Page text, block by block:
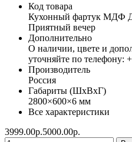
Код товара
Кухонный фартук МДФ
Приятный вечер
Дополнительно
О наличии, цвете и
уточняйте по телефону:
Производитель
Россия
Габариты (ШхВхГ)
2800×600×6 мм
Все характеристики
3999.00р.5000.00р.